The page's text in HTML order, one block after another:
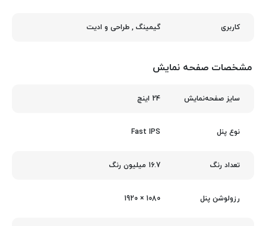
کاربری گیمینگ , طراحی و ادیت
مشخصات صفحه نمایش
سایز صفحه‌نمایش 24 اینچ
نوع پنل Fast IPS
تعداد رنگ 16.7 میلیون رنگ
رزولوشن پنل 1080 × 1920